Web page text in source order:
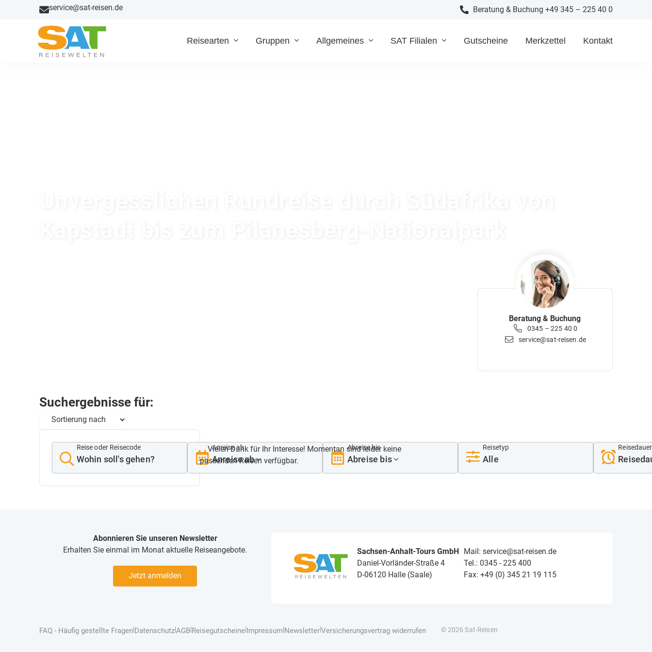
service@sat-reisen.de Beratung & Buchung +49 345 – 225 40 0
Reisearten Gruppen Allgemeines SAT Filialen Gutscheine Merkzettel Kontakt
Beratung & Buchung
0345 – 225 40 0
service@sat-reisen.de
Suchergebnisse für:
Reise oder Reisecode Anreise ab
Anreise ab
Abreise bis
Abreise bis
Reisetyp Reisedauer
Vielen Dank für Ihr Interesse! Momentan sind leider keine
passenden Reisen verfügbar.
Abonnieren Sie unseren Newsletter
Erhalten Sie einmal im Monat aktuelle Reiseangebote.
Jetzt anmelden
Sachsen-Anhalt-Tours GmbH
Daniel-Vorländer-Straße 4
D-06120 Halle (Saale)
Mail: service@sat-reisen.de
Tel.: 0345 - 225 400
Fax: +49 (0) 345 21 19 115
FAQ - Häufig gestellte Fragen|Datenschutz|AGB|Reisegutscheine|Impressum|Newsletter|Versicherungsvertrag widerrufen © 2026 Sat-Reisen